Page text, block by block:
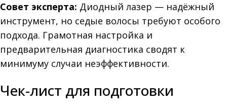
Совет эксперта: Диодный лазер — надёжный
инструмент, но седые волосы требуют особого
подхода. Грамотная настройка и
предварительная диагностика сводят к
минимуму случаи неэффективности.
Чек-лист для подготовки